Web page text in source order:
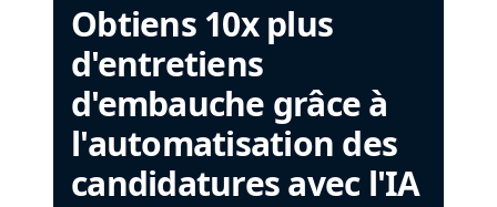
Obtiens 10x plus
d'entretiens
d'embauche grâce à
l'automatisation des
candidatures avec l'IA